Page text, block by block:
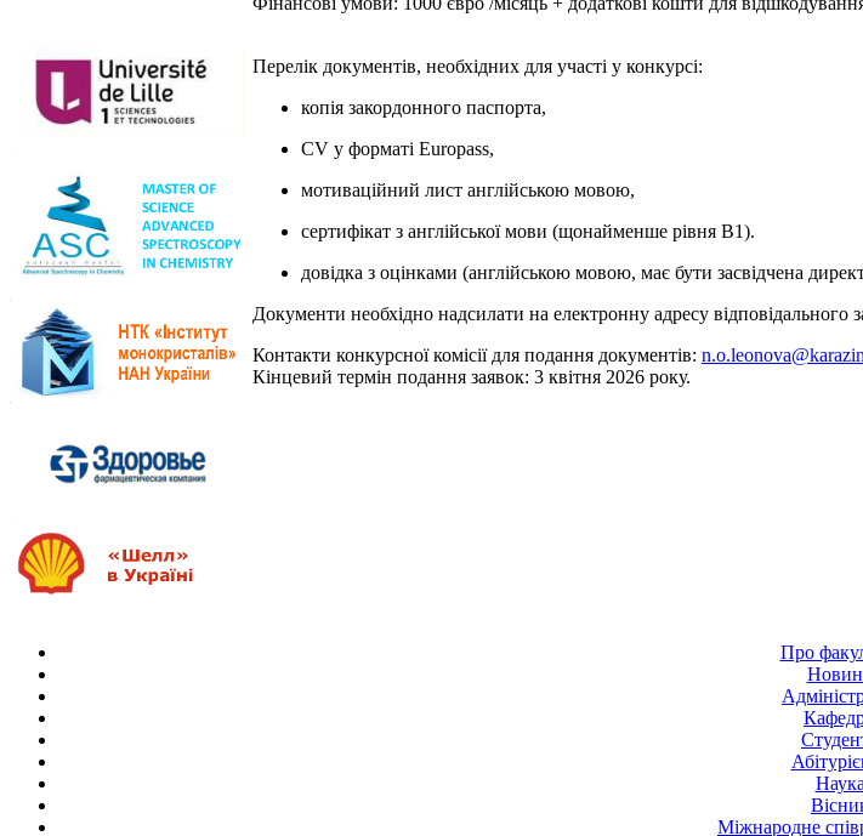
Перелік документів, необхідних для участі у конкурсі:
копія закордонного паспорта,
CV у форматі Europass,
мотиваційний лист англійською мовою,
сертифікат з англійської мови (щонайменше рівня В1).
довідка з оцінками (англійською мовою, має бути засвідчена
Документи необхідно надсилати на електронну адресу відповідального
Контакти конкурсної комісії для подання документів: n.o.leonova@karazin
Кінцевий термін подання заявок: 3 квітня 2026 року.
Про
Наука
Міжнародне